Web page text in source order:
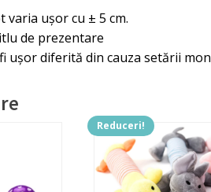
varia ușor cu ± 5 cm.
de prezentare
ușor diferită din cauza setării
Reduceri!
Acest
produs
are